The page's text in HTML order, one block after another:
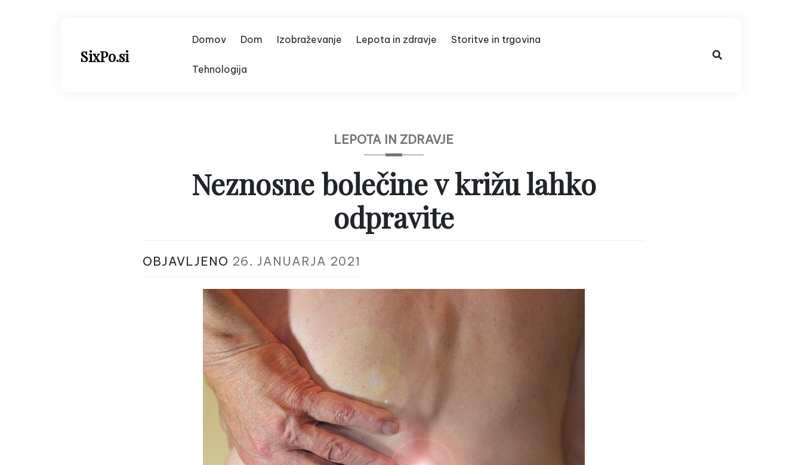
SixPo.si
Domov Dom Izobraževanje Lepota in zdravje Storitve in trgovina
Tehnologija
LEPOTA IN ZDRAVJE
Neznosne bolečine v križu lahko
odpravite
OBJAVLJENO 26. JANUARJA 2021